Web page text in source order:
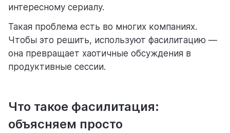
интересному сериалу.
Такая проблема есть во многих компаниях.
Чтобы это решить, используют фасилитацию —
она превращает хаотичные обсуждения в
продуктивные сессии.
Что такое фасилитация:
объясняем просто